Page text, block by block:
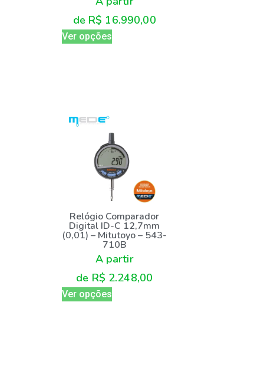
de R$ 16.990,00
Ver opções
Relógio Comparador
Digital ID-C 12,7mm
(0,01) – Mitutoyo – 543-
710B
A partir
de R$ 2.248,00
Ver opções